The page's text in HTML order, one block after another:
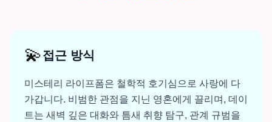
💫접근 방식
미스테리 라이프폼은 철학적 호기심으로 사랑에 다
가갑니다. 비범한 관점을 지닌 영혼에게 끌리며, 데이
트는 새벽 깊은 대화와 틈새 취향 탐구, 관계 규범을